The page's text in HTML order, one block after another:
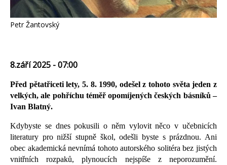
Petr Žantovský
8.září 2025 - 07:00
Před pětatřiceti lety, 5. 8. 1990, odešel z tohoto světa jeden z
velkých, ale pohříchu téměř opomíjených českých básníků –
Ivan Blatný.
Kdybyste se dnes pokusili o něm vylovit něco v učebnicích
literatury pro nižší stupně škol, odešli byste s prázdnou. Ani
obec akademická nevnímá tohoto autorského solitéra bez jistých
vnitřních rozpaků, plynoucích nejspíše z neporozumění.